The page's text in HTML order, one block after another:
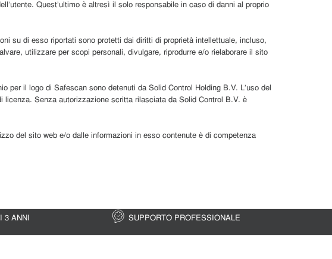
Quest’ultimo è altresì il solo responsabile in caso di danni al proprio
su di esso riportati sono protetti dai diritti di proprietà intellettuale, incluso,
utilizzare per scopi personali, divulgare, riprodurre e/o rielaborare il sito
per il logo di Safescan sono detenuti da Solid Control Holding B.V. L’uso del
Senza autorizzazione scritta rilasciata da Solid Control B.V. è
del sito web e/o dalle informazioni in esso contenute è di competenza
3 ANNI SUPPORTO PROFESSIONALE